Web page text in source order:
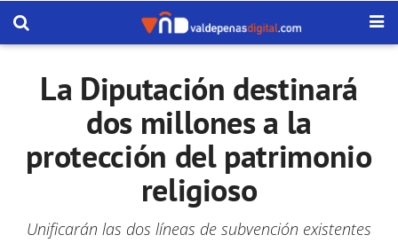
La Diputación destinará
dos millones a la
protección del patrimonio
religioso
Unificarán las dos líneas de subvención existentes